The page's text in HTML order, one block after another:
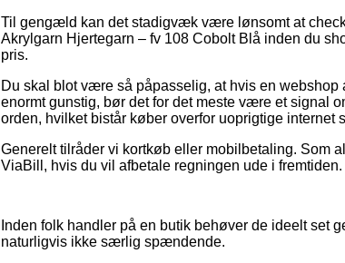
Til gengæld kan det stadigvæk være lønsomt at
Akrylgarn Hjertegarn – fv 108 Cobolt Blå inden du
pris.
Du skal blot være så påpasselig, at hvis en
enormt gunstig, bør det for det meste være et signal
orden, hvilket bistår køber overfor uoprigtige internet
Generelt tilråder vi kortkøb eller mobilbetaling. Som
ViaBill, hvis du vil afbetale regningen ude i fremtiden.
Inden folk handler på en butik behøver de ideelt set
naturligvis ikke særlig spændende.